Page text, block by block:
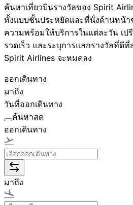
ค้นหาเที่ยวบินรางวัลของ Spirit
ทั้งแบบชั้นประหยัดและที่นั่งด้านหน้
ความพร้อมให้บริการในแต่ละวัน เป
รวดเร็ว และระบุการแลกรางวัลที่ดี
Spirit Airlines จะหมดลง
ออกเดินทาง
มาถึง
วันที่ออกเดินทาง
ค้นหาสด
ออกเดินทาง
มาถึง